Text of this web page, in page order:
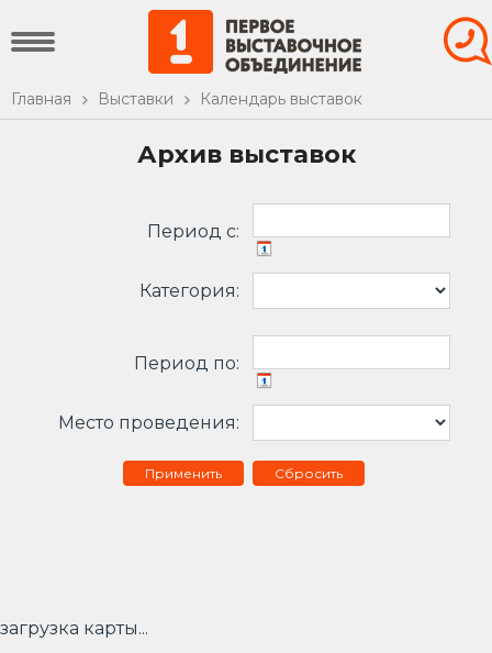
Главная Выставки Календарь выставок
Архив выставок
Период c:
Категория:
Период по:
Место проведения:
Сбросить
загрузка карты...